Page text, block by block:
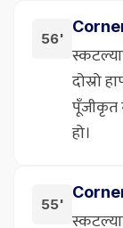
56'
दोस्रो
पूँजीकृत
हो।
55'